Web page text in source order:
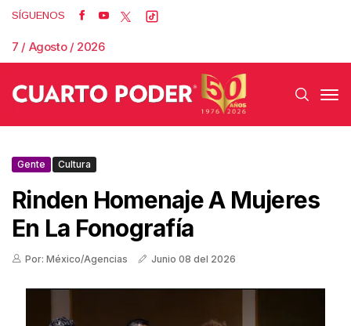
SÍGUENOS
7 / Agosto / 2026
Gente Cultura
Rinden Homenaje A Mujeres
En La Fonografía
Por: México/Agencias Junio 08 del 2026